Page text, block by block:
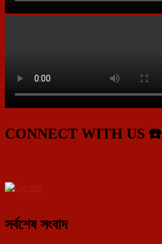
CONNECT WITH US ☎️
সর্বশেষ সংবাদ